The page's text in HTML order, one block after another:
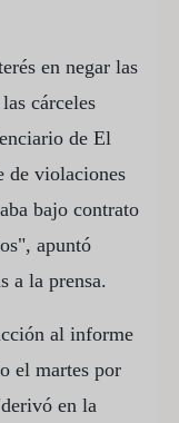
en negar las
cárceles
de El
de violaciones
bajo contrato
apuntó
a la prensa.
al informe
el martes por
en la